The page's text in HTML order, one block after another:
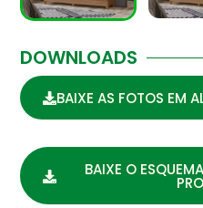
DOWNLOADS
BAIXE AS FOTOS EM
BAIXE O